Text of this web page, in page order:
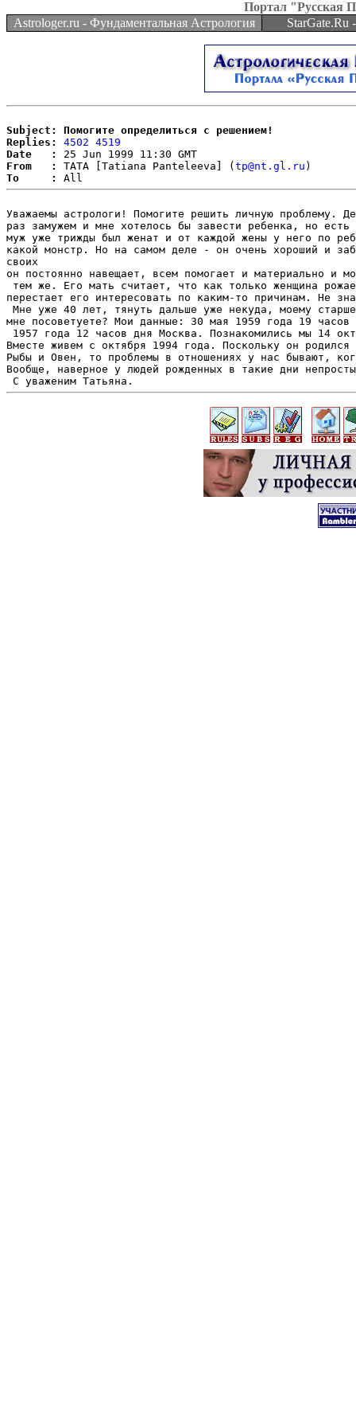
Портал "Русская
Astrologer.ru - Фундаментальная Астрология
StarGate.Ru
Subject: Помогите определиться с решением!
Replies:
4502 4519
Date   :
From   :
TATA [Tatiana Panteleeva] (tp@nt.gl.ru
To     :
Уважаемы астрологи! Помогите решить личную
раз замужем и мне хотелось бы завести ребенка, но
муж уже трижды был женат и от каждой жены у него по
какой монстр. Но на самом деле - он очень хороший и
своих
он постоянно навещает, всем помогает и материально и
тем же. Его мать считает, что как только женщина
перестает его интересовать по каким-то причинам. Не
Мне уже 40 лет, тянуть дальше уже некуда, моему
мне посоветуете? Мои данные: 30 мая 1959 года 19
1957 года 12 часов дня Москва. Познакомились мы 14
Вместе живем с октября 1994 года. Поскольку он
Рыбы и Овен, то проблемы в отношениях у нас бывают,
Вообще, наверное у людей рожденных в такие дни